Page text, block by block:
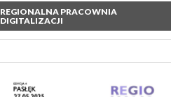
REGIONALNA PRACOWNIA
DIGITALIZACJI